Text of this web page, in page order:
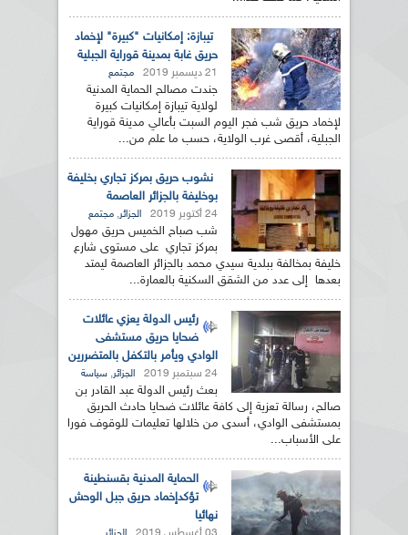
تيبازة: إمكانيات "كبيرة" لإخماد
حريق غابة بمدينة قوراية الجبلية
21 ديسمبر 2019 مجتمع
جندت مصالح الحماية المدنية
لولاية تيبازة إمكانيات كبيرة
لإخماد حريق شب فجر اليوم السبت بأعالي مدينة قوراية
الجبلية، أقصى غرب الولاية، حسب ما علم من...
نشوب حريق بمركز تجاري بخليفة
بوخليفة بالجزائر العاصمة
24 أكتوبر 2019 الجزائر, مجتمع
شب صباح الخميس حريق مهول
بمركز تجاري على مستوى شارع
خليفة بمخالفة ببلدية سيدي محمد بالجزائر العاصمة ليمتد
بعدها إلى عدد من الشقق السكنية بالعمارة...
رئيس الدولة يعزي عائلات
ضحايا حريق مستشفى
الوادي ويأمر بالتكفل بالمتضررين
24 سبتمبر 2019 الجزائر, سياسة
بعث رئيس الدولة عبد القادر بن
صالح، رسالة تعزية إلى كافة عائلات ضحايا حادث الحريق
بمستشفى الوادي، أسدى من خلالها تعليمات للوقوف فورا
على الأسباب...
الحماية المدنية بقسنطينة
تؤكدإخماد حريق جبل الوحش
نهائيا